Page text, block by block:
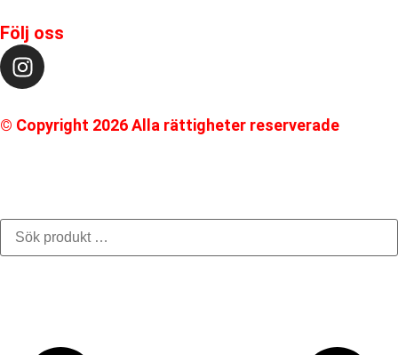
Följ oss
© Copyright 2026 Alla rättigheter reserverade